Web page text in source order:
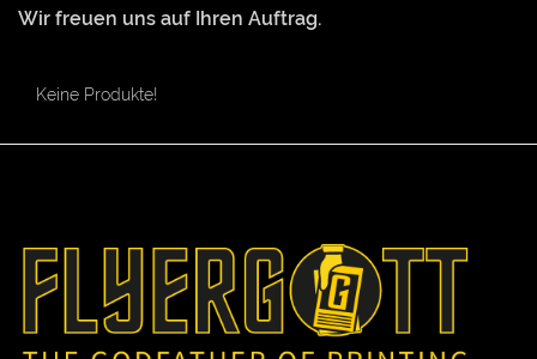
Wir freuen uns auf Ihren Auftrag.
Keine Produkte!